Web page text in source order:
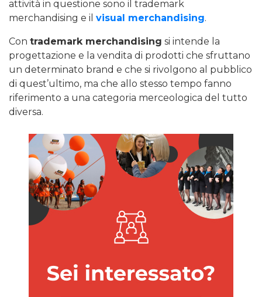
attività in questione sono il trademark
merchandising e il visual merchandising.
Con trademark merchandising si intende la
progettazione e la vendita di prodotti che sfruttano
un determinato brand e che si rivolgono al pubblico
di quest’ultimo, ma che allo stesso tempo fanno
riferimento a una categoria merceologica del tutto
diversa.